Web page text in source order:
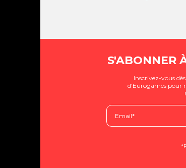
S'ABONNER
Inscrivez-vous
d'Eurogames pour